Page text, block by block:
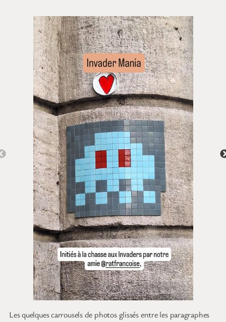
Les quelques carrousels de photos glissés entre les paragraphes